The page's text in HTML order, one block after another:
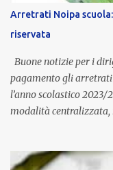
stipendio nazionale
dall’autonomia locale.
compenso accessorio,
aggiornata
Arretrati Noipa
riservata
Buone notizie per i
pagamento gli
l’anno scolastico 2023/
modalità
ordinaria di ottobre .